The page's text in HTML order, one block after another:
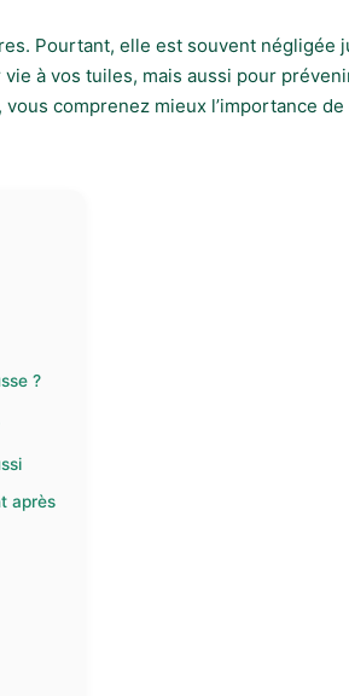
Pourtant, elle est souvent négligée
à vos tuiles, mais aussi pour
comprenez mieux l’importance
?
après